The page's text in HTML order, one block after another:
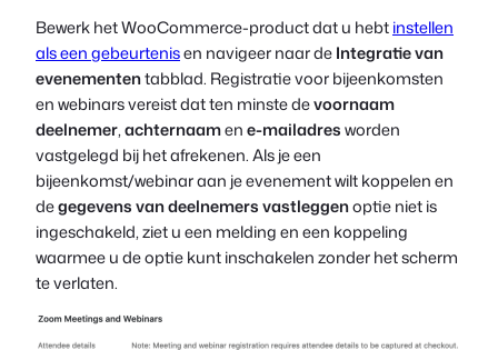
Bewerk het WooCommerce-product dat u hebtinstellen
als een gebeurtenisen navigeer naar deIntegratie van
evenemententabblad. Registratie voor bijeenkomsten
en webinars vereist dat ten minste devoornaam
deelnemer,achternaamene-mailadresworden
vastgelegd bij het afrekenen. Als je een
bijeenkomst/webinar aan je evenement wilt koppelen en
degegevens van deelnemers vastleggenoptie niet is
ingeschakeld, ziet u een melding en een koppeling
waarmee u de optie kunt inschakelen zonder het scherm
te verlaten.